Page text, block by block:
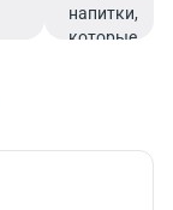
напитки,
которые
продуктивно